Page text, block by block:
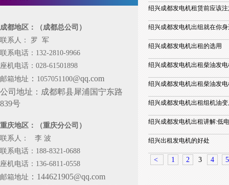
成都地区：（成都总公司）
联系人： 罗 军
联系电话：132-2810-9966
座机电话：028-61501898
邮箱地址 ： 1057051100@qq.com
公司地址： 成都郫县犀浦国宁东路
839号
重庆地区：（重庆分公司）
联系人： 李 波
联系电话：188-8321-0688
座机电话：136-6811-0558
邮箱地址 ：144621905@qq.com
绍兴成都发电机租赁前应该
绍兴成都发电机出组就在你
绍兴成都发电机出租的选用
绍兴成都发电机出租柴油发
绍兴成都发电机出租柴油发
绍兴成都发电机出租组机油
绍兴成都发电机出租讲解:低
绍兴出租发电机的好处
< 1 2 3 4 5